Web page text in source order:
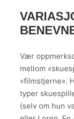
Vær
mellom
«filmstjerne».
typer
(selv om hun